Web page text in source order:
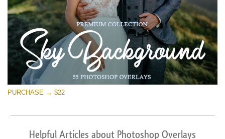
PURCHASE → $22
Helpful Articles about Photoshop Overlays